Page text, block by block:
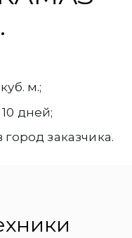
куб. м.;
10 дней;
заказчика.